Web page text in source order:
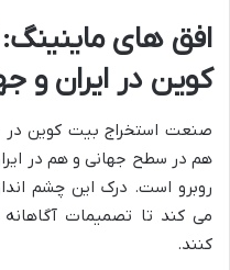
افق های
کوین در ایران و
صنعت استخراج بیت کوین در
هم در سطح جهانی و هم در
روبرو است. درک این چشم
می کند تا تصمیمات آگاهانه
کنند.